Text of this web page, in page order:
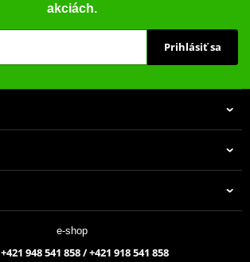
akciách.
Prihlásiť sa
e-shop
+421 948 541 858 / +421 918 541 858